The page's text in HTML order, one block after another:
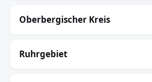
Oberbergischer Kreis
Ruhrgebiet